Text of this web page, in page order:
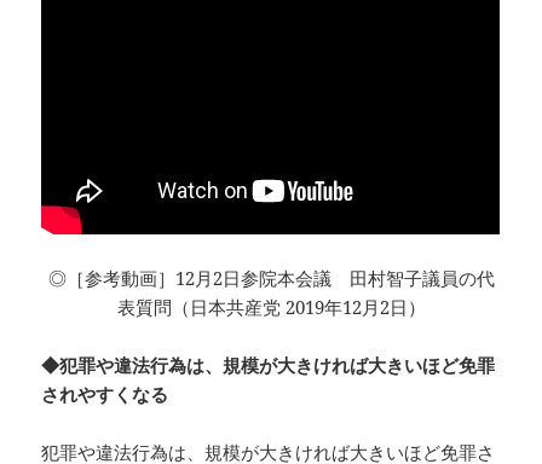
◎［参考動画］12月2日参院本会議 田村智子議員の代
表質問（日本共産党 2019年12月2日）
◆犯罪や違法行為は、規模が大きければ大きいほど免罪
されやすくなる
犯罪や違法行為は、規模が大きければ大きいほど免罪さ